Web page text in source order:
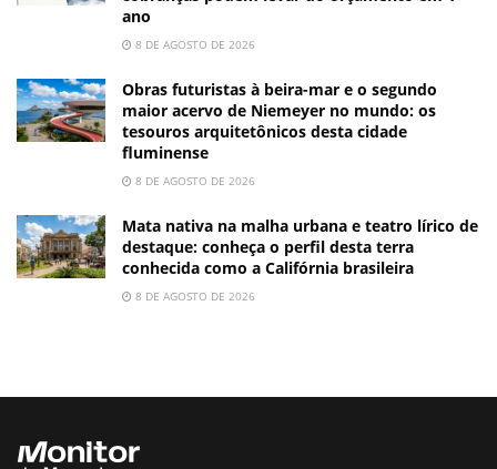
ano
8 DE AGOSTO DE 2026
Obras futuristas à beira-mar e o segundo
maior acervo de Niemeyer no mundo: os
tesouros arquitetônicos desta cidade
fluminense
8 DE AGOSTO DE 2026
Mata nativa na malha urbana e teatro lírico de
destaque: conheça o perfil desta terra
conhecida como a Califórnia brasileira
8 DE AGOSTO DE 2026